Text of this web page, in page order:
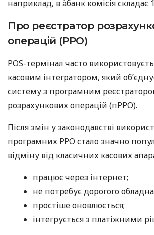
наприклад, в àбанк комісія складає
Про реєстратор
операцій (РРО)
POS-термінал часто
касовим інтегратором, який
систему з програмним
розрахункових операцій (пРРО).
Після змін у законодавстві
програмних РРО стало значно
відміну від класичних касових
працює через інтернет;
не потребує дорогого
простіше оновлюється;
інтегрується з платіжними